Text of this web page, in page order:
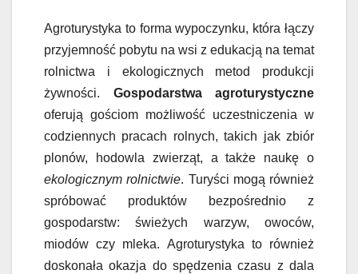
Agroturystyka to forma wypoczynku, która łączy
przyjemność pobytu na wsi z edukacją na temat
rolnictwa i ekologicznych metod produkcji
żywności. Gospodarstwa agroturystyczne
oferują gościom możliwość uczestniczenia w
codziennych pracach rolnych, takich jak zbiór
plonów, hodowla zwierząt, a także naukę o
ekologicznym rolnictwie. Turyści mogą również
spróbować produktów bezpośrednio z
gospodarstw: świeżych warzyw, owoców,
miodów czy mleka. Agroturystyka to również
doskonała okazja do spędzenia czasu z dala